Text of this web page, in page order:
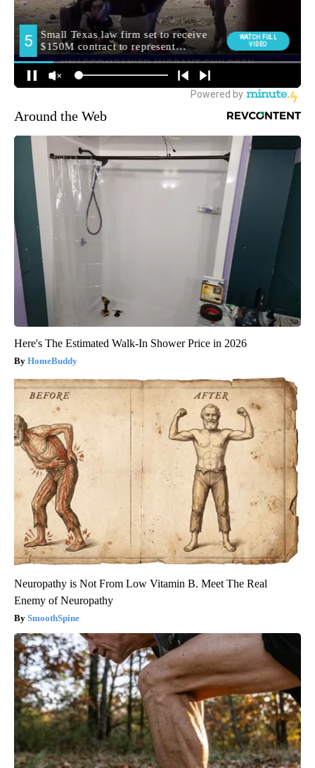
Around the Web
Here's The Estimated Walk-In Shower Price in 2026
HomeBuddy
Neuropathy is Not From Low Vitamin B. Meet The Real
Enemy of Neuropathy
SmoothSpine